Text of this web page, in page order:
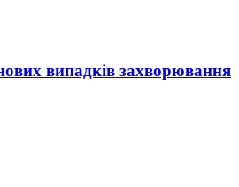
випадків захворювання